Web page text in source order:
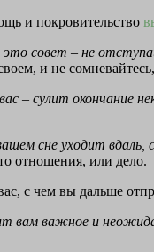
и покровительство
это совет – не
и не
– сулит окончание
сне уходит вдаль,
отношения, или дело.
с чем вы дальше
вам важное и